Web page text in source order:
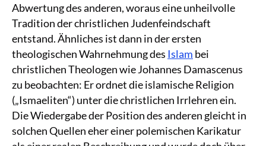
Abwertung des anderen, woraus eine unheilvolle
Tradition der christlichen Judenfeindschaft
entstand. Ähnliches ist dann in der ersten
theologischen Wahrnehmung des Islam bei
christlichen Theologen wie Johannes Damascenus
zu beobachten: Er ordnet die islamische Religion
(„Ismaeliten“) unter die christlichen Irrlehren ein.
Die Wiedergabe der Position des anderen gleicht in
solchen Quellen eher einer polemischen Karikatur